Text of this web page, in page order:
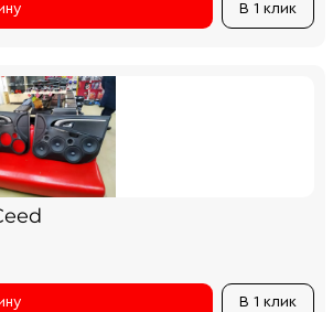
В 1 клик
В 1 клик